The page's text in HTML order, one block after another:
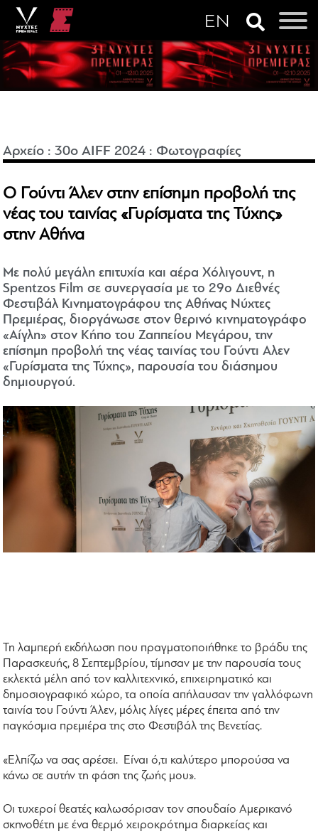
Αρχείο :30o AIFF 2024 : Φωτογραφίες
Ο Γούντι Άλεν στην επίσημη προβολή της
νέας του ταινίας «Γυρίσματα της Τύχης»
στην Αθήνα
Με πολύ μεγάλη επιτυχία και αέρα Χόλιγουντ, η
Spentzos Film σε συνεργασία με το 29ο Διεθνές
Φεστιβάλ Κινηματογράφου της Αθήνας Νύχτες
Πρεμιέρας, διοργάνωσε στον θερινό κινηματογράφο
«Αίγλη» στον Κήπο του Ζαππείου Μεγάρου, την
επίσημη προβολή της νέας ταινίας του Γούντι Αλεν
«Γυρίσματα της Τύχης», παρουσία του διάσημου
δημιουργού.
Τη λαμπερή εκδήλωση που πραγματοποιήθηκε το βράδυ της
Παρασκευής, 8 Σεπτεμβρίου, τίμησαν με την παρουσία τους
εκλεκτά μέλη από τον καλλιτεχνικό, επιχειρηματικό και
δημοσιογραφικό χώρο, τα οποία απήλαυσαν την γαλλόφωνη
ταινία του Γούντι Άλεν, μόλις λίγες μέρες έπειτα από την
παγκόσμια πρεμιέρα της στο Φεστιβάλ της Βενετίας.
«Ελπίζω να σας αρέσει. Είναι ό,τι καλύτερο μπορούσα να
κάνω σε αυτήν τη φάση της ζωής μου».
Οι τυχεροί θεατές καλωσόρισαν τον σπουδαίο Αμερικανό
σκηνοθέτη με ένα θερμό χειροκρότημα διαρκείας και